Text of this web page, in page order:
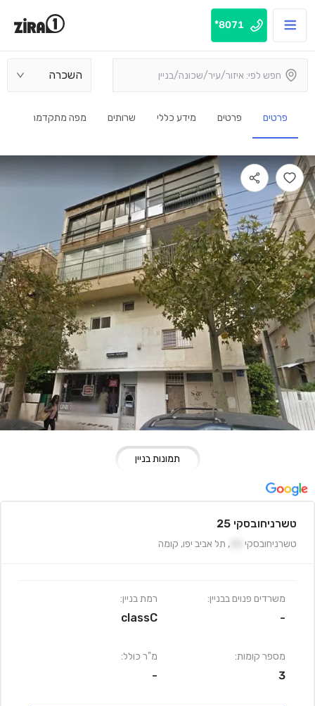
8071*
השכרה
פרטים פרטים מידע כללי שרותים מפה מתקדמת
תמונות בניין
טשרניחובסקי 25
טשרניחובסקי , תל אביב יפו, קומה
משרדים פנוים בבניין:
-
מספר קומות:
3
רמת בניין:
classC
מ"ר כולל:
-